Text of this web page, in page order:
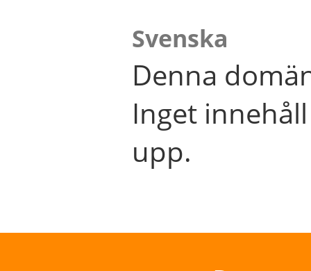
Svenska
Denna
Inget
upp.